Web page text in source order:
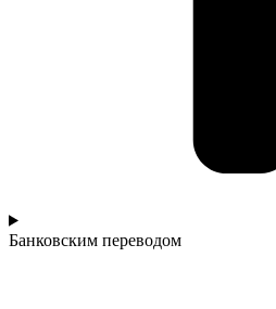
Банковским переводом